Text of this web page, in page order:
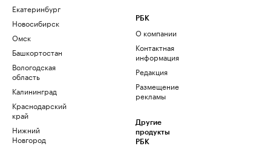
Екатеринбург
Новосибирск
Омск
Башкортостан
Вологодская
область
Калининград
Краснодарский
край
Нижний
Новгород
РБК
О компании
Контактная
информация
Редакция
Размещение
рекламы
Другие
продукты
РБК